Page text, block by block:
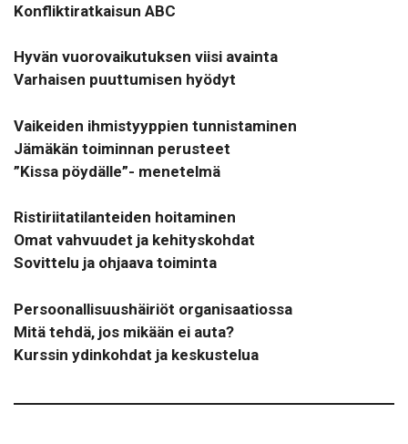
Konfliktiratkaisun ABC
Hyvän vuorovaikutuksen viisi avainta
Varhaisen puuttumisen hyödyt
Vaikeiden ihmistyyppien tunnistaminen
Jämäkän toiminnan perusteet
”Kissa pöydälle”- menetelmä
Ristiriitatilanteiden hoitaminen
Omat vahvuudet ja kehityskohdat
Sovittelu ja ohjaava toiminta
Persoonallisuushäiriöt organisaatiossa
Mitä tehdä, jos mikään ei auta?
Kurssin ydinkohdat ja keskustelua